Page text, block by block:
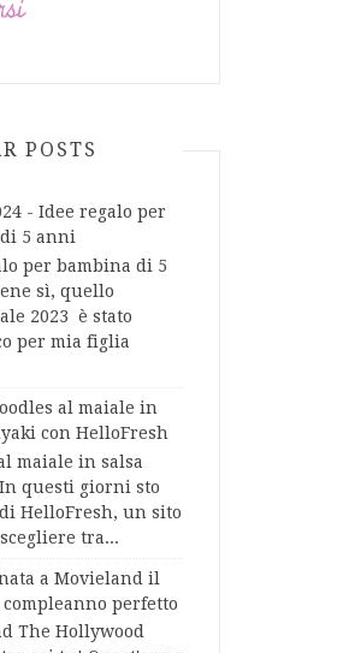
POSTS
- Idee regalo per
5 anni
per bambina di 5
sì, quello
2023 è stato
per mia figlia
al maiale in
con HelloFresh
maiale in salsa
questi giorni sto
HelloFresh, un sito
tra...
a Movieland il
perfetto
The Hollywood